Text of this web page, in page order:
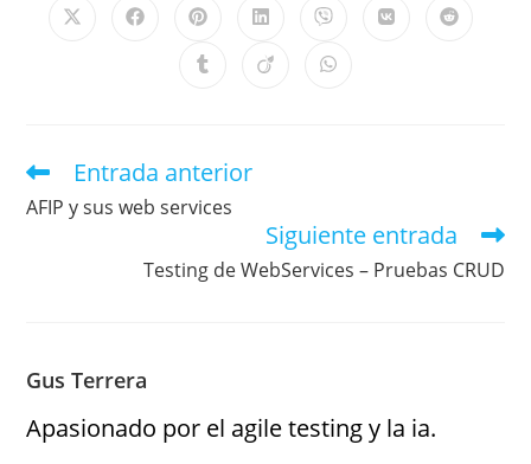
Entrada anterior
AFIP y sus web services
Siguiente entrada
Testing de WebServices – Pruebas CRUD
Gus Terrera
Apasionado por el agile testing y la ia.